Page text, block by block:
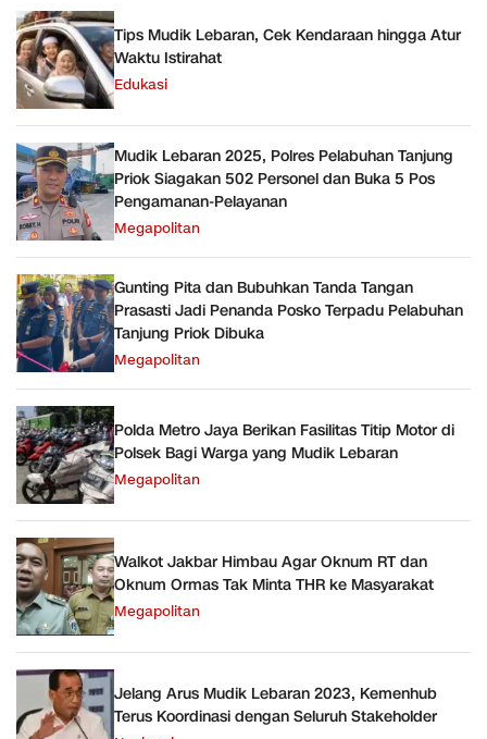
Tips Mudik Lebaran, Cek Kendaraan hingga Atur
Waktu Istirahat
Edukasi
Mudik Lebaran 2025, Polres Pelabuhan Tanjung
Priok Siagakan 502 Personel dan Buka 5 Pos
Pengamanan-Pelayanan
Megapolitan
Gunting Pita dan Bubuhkan Tanda Tangan
Prasasti Jadi Penanda Posko Terpadu Pelabuhan
Tanjung Priok Dibuka
Megapolitan
Polda Metro Jaya Berikan Fasilitas Titip Motor di
Polsek Bagi Warga yang Mudik Lebaran
Megapolitan
Walkot Jakbar Himbau Agar Oknum RT dan
Oknum Ormas Tak Minta THR ke Masyarakat
Megapolitan
Jelang Arus Mudik Lebaran 2023, Kemenhub
Terus Koordinasi dengan Seluruh Stakeholder